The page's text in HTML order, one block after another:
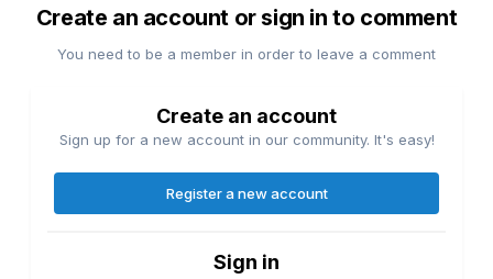
Create an account or sign in to comment
You need to be a member in order to leave a comment
Create an account
Sign up for a new account in our community. It's easy!
Register a new account
Sign in